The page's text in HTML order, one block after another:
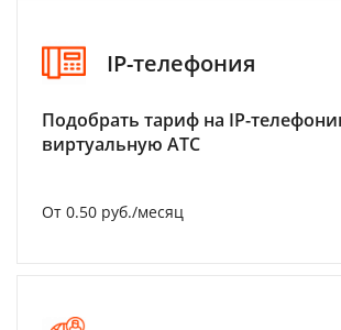
IP-телефония
Подобрать тариф на IP-
виртуальную АТС
От 0.50 руб./месяц